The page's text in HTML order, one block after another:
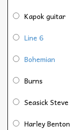
Kapok guitar
Line 6
Bohemian
Burns
Seasick Steve
Harley Benton